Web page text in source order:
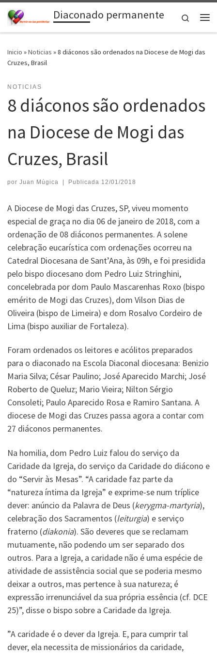
Saltar al contenidoDiaconado permanente
Search
Inicio »Noticias »8 diáconos são ordenados na Diocese de Mogi das
Cruzes, Brasil
NOTICIAS
8 diáconos são ordenados
na Diocese de Mogi das
Cruzes, Brasil
por Juan Múgica | Publicada 12/01/2018
A Diocese de Mogi das Cruzes, SP, viveu momento
especial de graça no dia 06 de janeiro de 2018, com a
ordenação de 08 diáconos permanentes. A solene
celebração eucarística com ordenações ocorreu na
Catedral Diocesana de Sant’Ana, às 09h, e foi presidida
pelo bispo diocesano dom Pedro Luiz Stringhini,
concelebrada por dom Paulo Mascarenhas Roxo (bispo
emérito de Mogi das Cruzes), dom Vilson Dias de
Oliveira (bispo de Limeira) e dom Rosalvo Cordeiro de
Lima (bispo auxiliar de Fortaleza).
Foram ordenados os leitores e acólitos preparados
para o diaconado na Escola Diaconal diocesana: Benizio
Maria Silva; César Paulino; José Aparecido Marchi; José
Roberto de Queluz; Mario Vieira; Nilton Sérgio
Consoleti; Paulo Aparecido Rosa e Ramiro Santana. A
diocese de Mogi das Cruzes passa agora a contar com
27 diáconos permanentes.
Na homilia, dom Pedro Luiz falou do serviço da
Caridade da Igreja, do serviço da Caridade do diácono e
do “Servir às Mesas”. “A caridade faz parte da
“natureza íntima da Igreja” e exprime-se num tríplice
dever: anúncio da Palavra de Deus (kerygma-martyria),
celebração dos Sacramentos (leiturgia) e serviço
fraterno (diakonia). São deveres que se reclamam
mutuamente, não podendo um ser separado dos
outros. Para a Igreja, a caridade não é uma espécie de
atividade de assistência social que se poderia mesmo
deixar a outros, mas pertence à sua natureza; é
expressão irrenunciável da sua própria essência (cf. DCE
25)”, disse o bispo sobre a Caridade da Igreja.
”A caridade é o dever da Igreja. E, para cumprir tal
dever, ela necessita de missionários da caridade,